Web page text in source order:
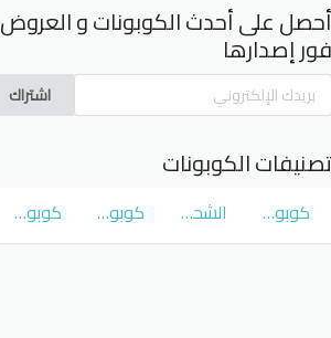
أحصل على أحدث الكوبونات و العروض
فور إصدارها
اشتراك
تصنيفات الكوبونات
كوبونات و عروض سوق كوم الشحن المجاني كوبونات و عروض نمشي Namshi كوبونات و عروض نون Noon